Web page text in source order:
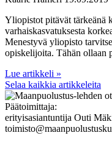
Yliopistot pitävät tärkeänä
varhaiskasvatuksesta
Menestyvä yliopisto
opiskelijoita. Tähän ollaan
Lue artikkeli »
Selaa kaikkia artikkeleita
Päätoimittaja:
erityisasiantuntija Outi